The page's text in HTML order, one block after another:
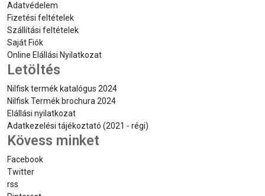
Adatvédelem
Fizetési feltételek
Szállítási feltételek
Saját Fiók
Online Elállási Nyilatkozat
Letöltés
Nilfisk termék katalógus 2024
Nilfisk Termék brochura 2024
Elállási nyilatkozat
Adatkezelési tájékoztató (2021 - régi)
Kövess minket
Facebook
Twitter
rss